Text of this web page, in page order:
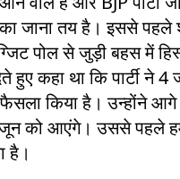
जाना तय है। इससे पहले
पोल से जुड़ी बहस में
हुए कहा था कि पार्टी
किया है। उन्होंने
जून को आएंगे। उससे पहले
है।